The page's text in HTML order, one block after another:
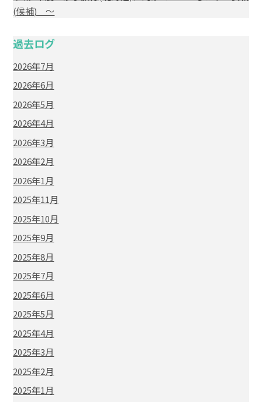
(候補) ～
過去ログ
2026年7月
2026年6月
2026年5月
2026年4月
2026年3月
2026年2月
2026年1月
2025年11月
2025年10月
2025年9月
2025年8月
2025年7月
2025年6月
2025年5月
2025年4月
2025年3月
2025年2月
2025年1月